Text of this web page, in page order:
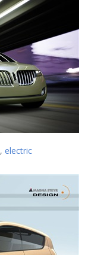
, electric